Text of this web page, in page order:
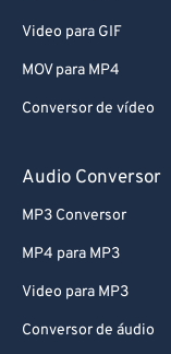
Video para GIF
MOV para MP4
Conversor de vídeo
Audio Conversor
MP3 Conversor
MP4 para MP3
Video para MP3
Conversor de áudio